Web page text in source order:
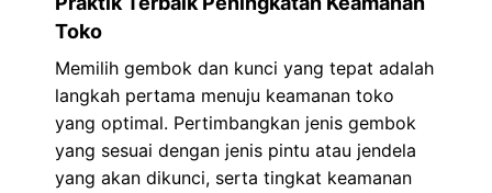
Toko
Memilih gembok dan kunci yang tepat adalah
langkah pertama menuju keamanan toko
yang optimal. Pertimbangkan jenis gembok
yang sesuai dengan jenis pintu atau jendela
yang akan dikunci, serta tingkat keamanan